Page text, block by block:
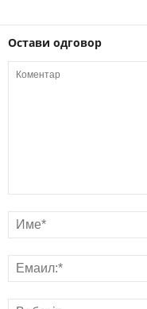
Остави одговор